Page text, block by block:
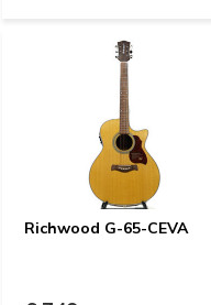
Richwood G-65-CEVA